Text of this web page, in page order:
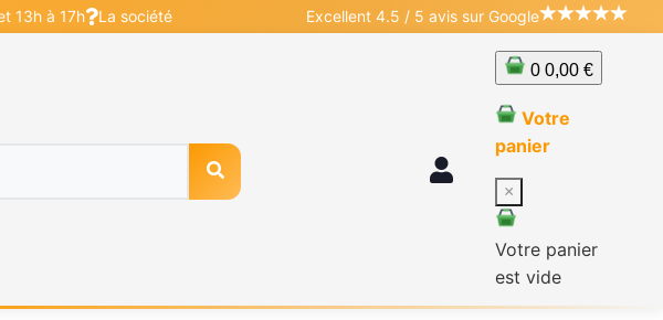
13h à 17h La société Excellent 4.5 / 5 avis sur Google
0 0,00 €
Votre
panier
×
Votre panier
est vide